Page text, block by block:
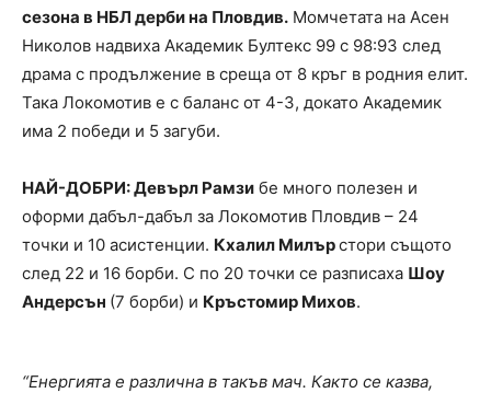
сезона в НБЛ дерби на Пловдив. Момчетата на Асен
Николов надвиха Академик Бултекс 99 с 98:93 след
драма с продължение в среща от 8 кръг в родния елит.
Така Локомотив е с баланс от 4-3, докато Академик
има 2 победи и 5 загуби.
НАЙ-ДОБРИ: Девърл Рамзи бе много полезен и
оформи дабъл-дабъл за Локомотив Пловдив – 24
точки и 10 асистенции. Кхалил Милърстори същото
след 22 и 16 борби. С по 20 точки се разписаха Шоу
Андерсън (7 борби) и Кръстомир Михов.
“Енергията е различна в такъв мач. Както се казва,